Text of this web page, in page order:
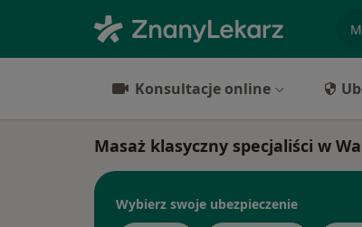
Konsultacje online
Masaż klasyczny specjaliści w
Wybierz swoje ubezpieczenie